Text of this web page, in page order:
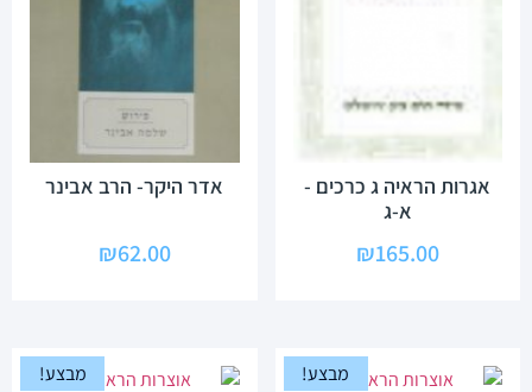
אגרות הראיה ג כרכים -
א-ג
₪165.00
אדר היקר- הרב אבינר
₪62.00
מבצע! מבצע!